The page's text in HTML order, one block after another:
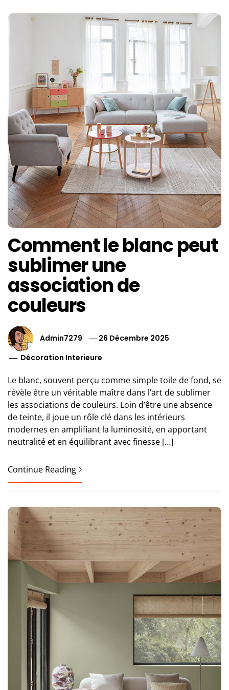
Comment le blanc peut
sublimer une
association de
couleurs
Admin7279
26 Décembre 2025
Décoration Interieure
Le blanc, souvent perçu comme simple toile de fond, se
révèle être un véritable maître dans l’art de sublimer
les associations de couleurs. Loin d’être une absence
de teinte, il joue un rôle clé dans les intérieurs
modernes en amplifiant la luminosité, en apportant
neutralité et en équilibrant avec finesse […]
Continue Reading